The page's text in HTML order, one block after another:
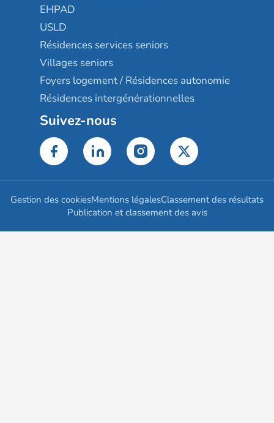
EHPAD
USLD
Résidences services seniors
Villages seniors
Foyers logement / Résidences autonomie
Résidences intergénérationnelles
Suivez-nous
Gestion des cookiesMentions légalesClassement des résultats
Publication et classement des avis